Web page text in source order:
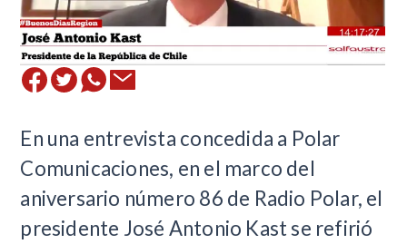
En una entrevista concedida a Polar
Comunicaciones, en el marco del
aniversario número 86 de Radio Polar, el
presidente José Antonio Kast se refirió